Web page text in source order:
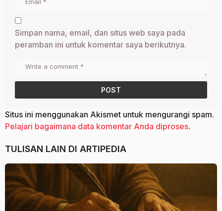
Simpan nama, email, dan situs web saya pada
peramban ini untuk komentar saya berikutnya.
Situs ini menggunakan Akismet untuk mengurangi spam.
Pelajari bagaimana data komentar Anda diproses.
TULISAN LAIN DI ARTIPEDIA